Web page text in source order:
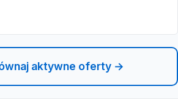
aktywne oferty →